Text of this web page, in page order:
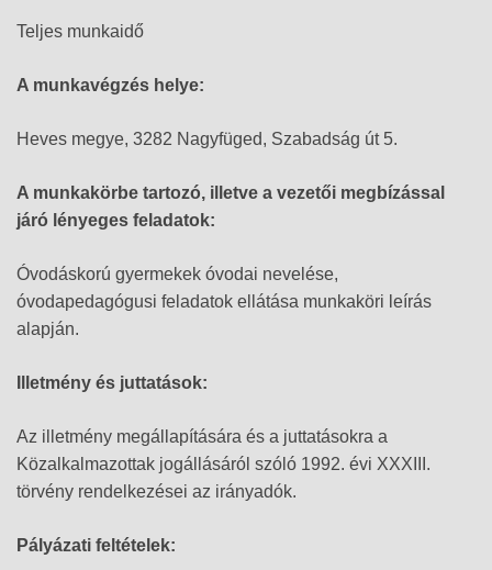
Teljes munkaidő
A munkavégzés helye:
Heves megye, 3282 Nagyfüged, Szabadság út 5.
A munkakörbe tartozó, illetve a vezetői megbízással
járó lényeges feladatok:
Óvodáskorú gyermekek óvodai nevelése,
óvodapedagógusi feladatok ellátása munkaköri leírás
alapján.
Illetmény és juttatások:
Az illetmény megállapítására és a juttatásokra a
Közalkalmazottak jogállásáról szóló 1992. évi XXXIII.
törvény rendelkezései az irányadók.
Pályázati feltételek: